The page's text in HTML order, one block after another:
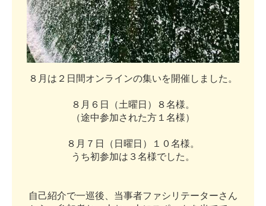
８ 月 は ２ 日 間オンライ ンの集いを開催 し ま した 。
８ 月 ６ 日 （土曜 日 ） ８名様。
（途中参加さ れた方 １ 名様）
８ 月 ７ 日 （ 日 曜 日 ） １ ０名様。
う ち初参加は ３ 名様でした 。
自己紹介で一巡後 当事者フ ァシ リ テーターさ ん